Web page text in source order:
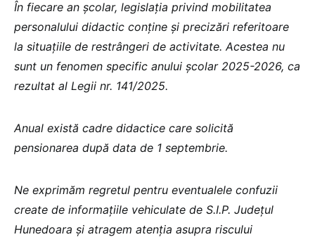
În fiecare an școlar, legislația privind mobilitatea
personalului didactic conține și precizări referitoare
la situațiile de restrângeri de activitate. Acestea nu
sunt un fenomen specific anului școlar 2025-2026, ca
rezultat al Legii nr. 141/2025.
Anual există cadre didactice care solicită
pensionarea după data de 1 septembrie.
Ne exprimăm regretul pentru eventualele confuzii
create de informațiile vehiculate de S.I.P. Județul
Hunedoara și atragem atenția asupra riscului